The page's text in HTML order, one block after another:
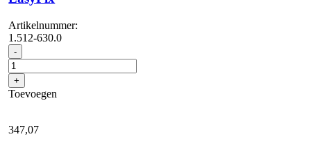
Artikelnummer:
1.512-630.0
- SC
4
EasyFix
aantal
+
Toevoegen
347,07